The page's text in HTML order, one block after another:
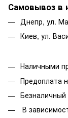
Самовывоз в
Днепр, ул.
Киев, ул.
Наличными
Предоплата
В